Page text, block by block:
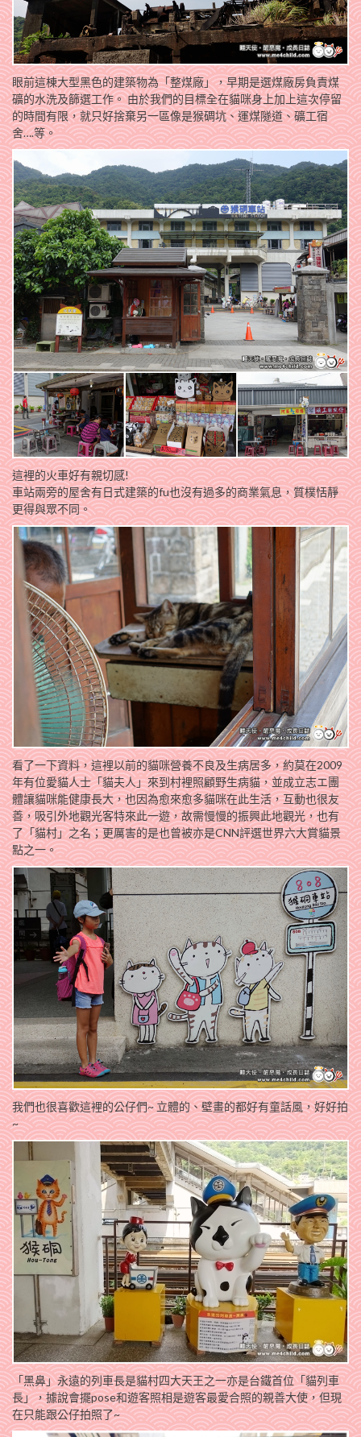
眼前這棟大型黑色的建築物為「整煤廠」，早期是選煤廠房負責煤
礦的水洗及篩選工作。 由於我們的目標全在貓咪身上加上這次停留
的時間有限，就只好捨棄另一區像是猴碉坑、運煤隧道、礦工宿
舍….等。
這裡的火車好有親切感!
車站兩旁的屋舍有日式建築的fu也沒有過多的商業氣息，質樸恬靜
更得與眾不同。
看了一下資料，這裡以前的貓咪營養不良及生病居多，約莫在2009
年有位愛貓人士「貓夫人」來到村裡照顧野生病貓，並成立志エ團
體讓貓咪能健康長大，也因為愈來愈多貓咪在此生活，互動也很友
善，吸引外地觀光客特來此一遊，故需慢慢的振興此地觀光，也有
了「貓村」之名；更厲害的是也曾被亦是CNN評選世界六大賞貓景
點之一。
我們也很喜歡這裡的公仔們~ 立體的、壁畫的都好有童話風，好好拍
~
「黑鼻」永遠的列車長是貓村四大天王之一亦是台鐵首位「貓列車
長」，據說會擺pose和遊客照相是遊客最愛合照的親善大使，但現
在只能跟公仔拍照了~